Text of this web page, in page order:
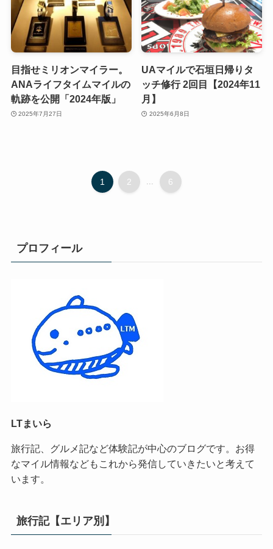
目指せミリオンマイラー。
ANAライフタイムマイルの
軌跡を公開「2024年版」
2025年7月27日
UAマイルで石垣日帰りタ
ッチ修行 2回目【2024年11
月】
2025年6月8日
1 2 6
プロフィール
LTまいら
旅行記、グルメ記など体験記が中心のブログです。お得
なマイル情報などもこれから発信していきたいと考えて
います。
旅行記【エリア別】